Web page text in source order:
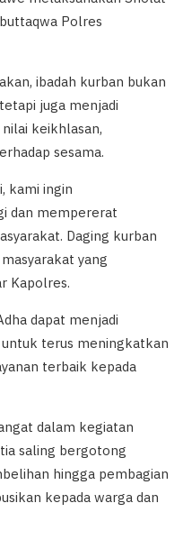
Polres
ibadah kurban bukan
juga menjadi
keikhlasan,
sesama.
kami ingin
dan mempererat
Daging kurban
yang
Kapolres.
dapat menjadi
terus meningkatkan
terbaik kepada
dalam kegiatan
saling bergotong
hingga pembagian
kepada warga dan